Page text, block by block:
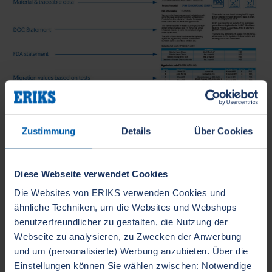
Zustimmung Details Über Cookies
Diese Webseite verwendet Cookies
Die Websites von ERIKS verwenden Cookies und
ähnliche Techniken, um die Websites und Webshops
benutzerfreundlicher zu gestalten, die Nutzung der
Webseite zu analysieren, zu Zwecken der Anwerbung
und um (personalisierte) Werbung anzubieten. Über die
Einstellungen können Sie wählen zwischen: Notwendige
Rahmenvorschriften
Da es sich bei der EG1935/2004 um eine
Rahmenverordnung handelt, verweist sie auf andere
Vorschriften, die ebenfalls gelten und beachtet
werden müssen, wie in Abbildung 2 dargestellt.
Zum Beispiel muss auch die bereits erwähnte GMP-